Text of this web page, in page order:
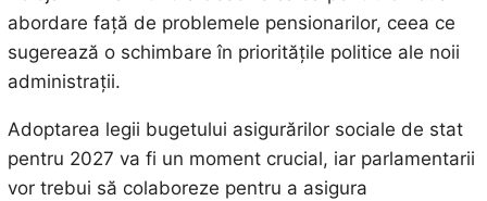
abordare față de problemele pensionarilor, ceea ce
sugerează o schimbare în prioritățile politice ale noii
administrații.
Adoptarea legii bugetului asigurărilor sociale de stat
pentru 2027 va fi un moment crucial, iar parlamentarii
vor trebui să colaboreze pentru a asigura